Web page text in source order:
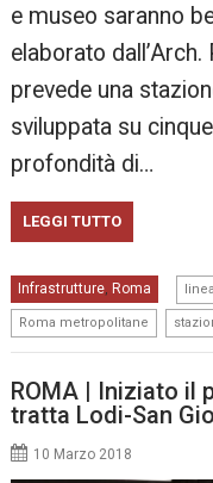
e museo saranno
elaborato
prevede una
sviluppata su
profondità di…
LEGGI TUTTO
Infrastrutture, Roma
Roma metropolitane
ROMA | Iniziato il
tratta Lodi-San
10 Marzo 2018